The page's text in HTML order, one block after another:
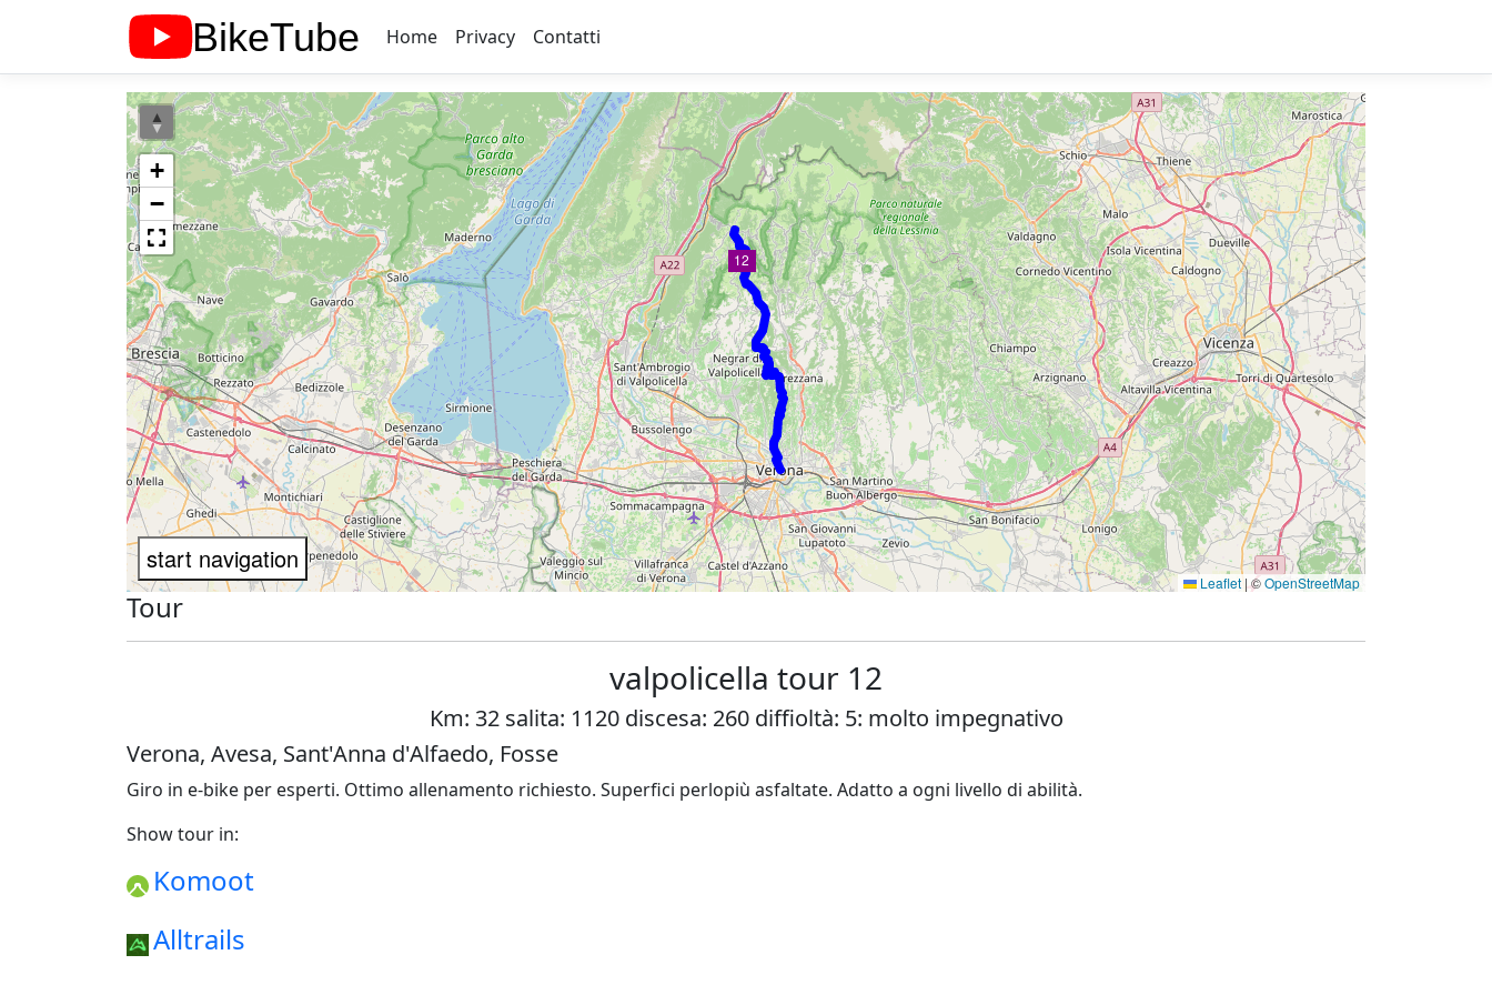
Home Privacy Contatti
12
+
−
Leaflet |©OpenStreetMap
Tour
valpolicella tour 12
Km: 32 salita: 1120 discesa: 260 diffioltà: 5: molto impegnativo
Verona, Avesa, Sant'Anna d'Alfaedo, Fosse
Giro in e-bike per esperti. Ottimo allenamento richiesto. Superfici perlopiù asfaltate. Adatto a ogni livello di abilità.
Show tour in:
Komoot
Alltrails